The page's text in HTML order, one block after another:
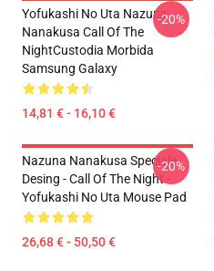
Yofukashi No Uta Nazuna
Nanakusa Call Of The
NightCustodia Morbida
Samsung Galaxy
14,81 € - 16,10 €
-20%
Nazuna Nanakusa Speciale
Desing - Call Of The Night -
Yofukashi No Uta Mouse Pad
26,68 € - 50,50 €
-20%